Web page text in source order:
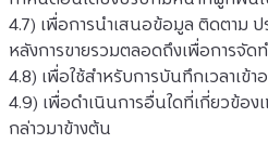
4.7) เพื่อการนำเสนอข้อมูล ติดตาม ป
หลังการขายรวมตลอดถึงเพื่อการจัด
4.8) เพื่อใช้สำหรับการบันทึกเวลาเข้
4.9) เพื่อดำเนินการอื่นใดที่เกี่ยวข้อ
กล่าวมาข้างต้น